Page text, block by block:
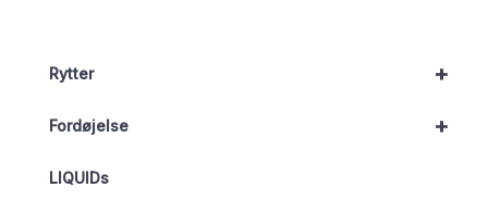
+
Rytter
+
Fordøjelse
LIQUIDs